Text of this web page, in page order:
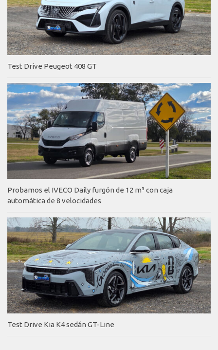
Test Drive Peugeot 408 GT
Probamos el IVECO Daily furgón de 12 m³ con caja
automática de 8 velocidades
Test Drive Kia K4 sedán GT-Line